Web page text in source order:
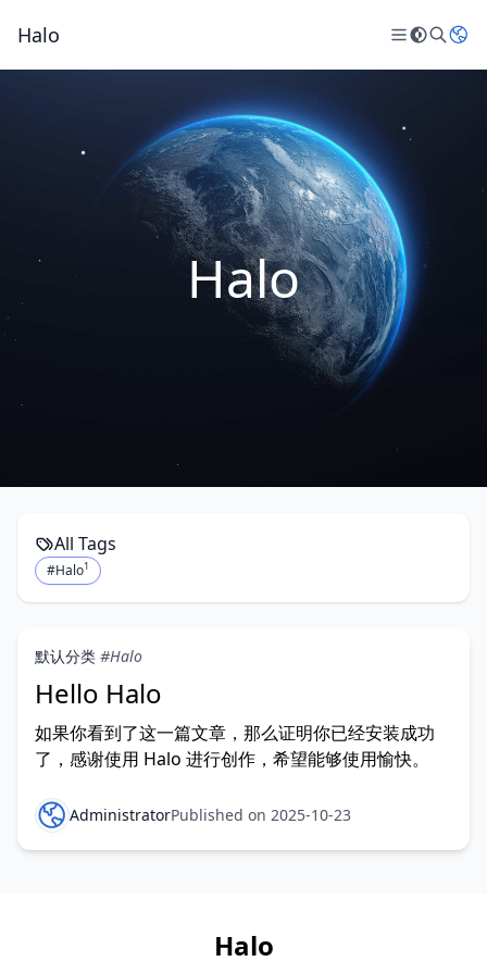
Halo
Halo
All Tags
#Halo1
默认分类 #Halo
Hello Halo
如果你看到了这一篇文章，那么证明你已经安装成功
了，感谢使用 Halo 进行创作，希望能够使用愉快。
AdministratorPublished on 2025-10-23
Halo